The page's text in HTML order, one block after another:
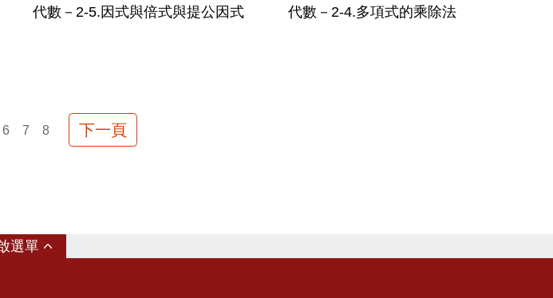
代數－2-5.因式與倍式與提公因式 代數－2-4.多項式的乘除法
6 7 8 下一頁
選單